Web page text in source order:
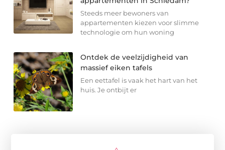
Steeds meer bewoners van
appartementen kiezen voor slimme
technologie om hun woning
Ontdek de veelzijdigheid van
massief eiken tafels
Een eettafel is vaak het hart van het
huis. Je ontbijt er